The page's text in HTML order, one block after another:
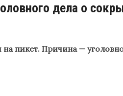
дела о
пикет. Причина —